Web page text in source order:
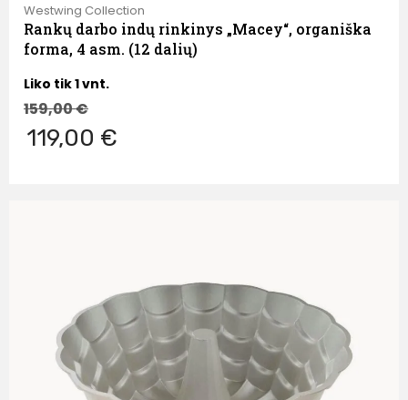
Westwing Collection
Rankų darbo indų rinkinys „Macey“, organiška
forma, 4 asm. (12 dalių)
Liko tik 1 vnt.
159,00€
119,00 €